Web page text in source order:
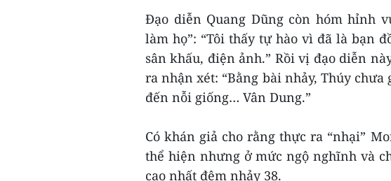
Đạo diễn Quang Dũng còn hóm hỉnh
làm họ”: “Tôi thấy tự hào vì đã là bạn
sân khấu, điện ảnh.” Rồi vị đạo diễn
ra nhận xét: “Bằng bài nhảy, Thúy
đến nỗi giống… Vân Dung.”
Có khán giả cho rằng thực ra “nhại”
thể hiện nhưng ở mức ngộ nghĩnh và
cao nhất đêm nhảy 38.